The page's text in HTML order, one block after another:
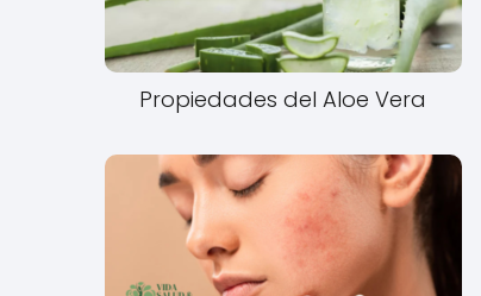
Propiedades del Aloe Vera